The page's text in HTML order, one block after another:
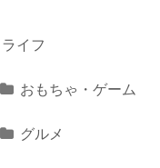
ライフ
おもちゃ・ゲーム
グルメ